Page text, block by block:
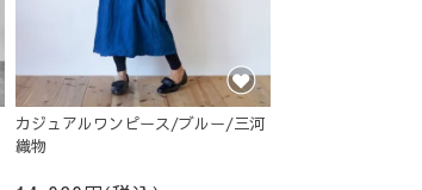
カジュアルワンピース/ブルー/三河
織物